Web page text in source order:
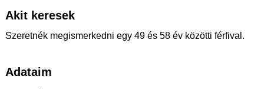
Akit keresek
Szeretnék megismerkedni egy 49 és 58 év közötti férfival.
Adataim